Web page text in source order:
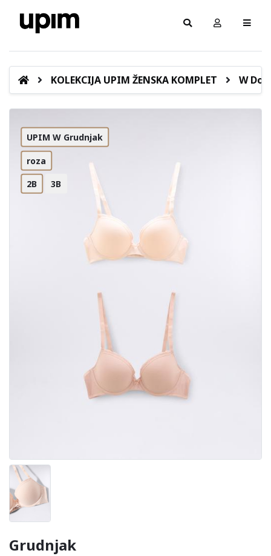
KOLEKCIJA UPIM ŽENSKA KOMPLET W
UPIM W Grudnjak
roza
2B 3B
Grudnjak